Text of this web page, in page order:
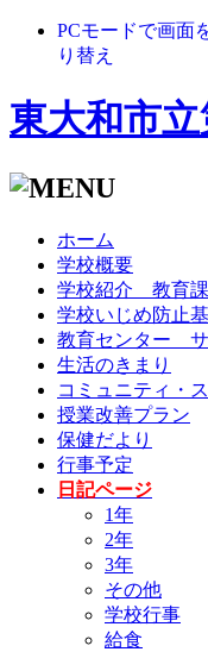
PCモードで画面
り替え
東大和市
ホーム
学校概要
学校紹介 教育
学校いじめ防止
教育センター サ
生活のきまり
コミュニティ・
授業改善プラン
保健だより
行事予定
日記ページ
1年
2年
3年
その他
学校行事
給食